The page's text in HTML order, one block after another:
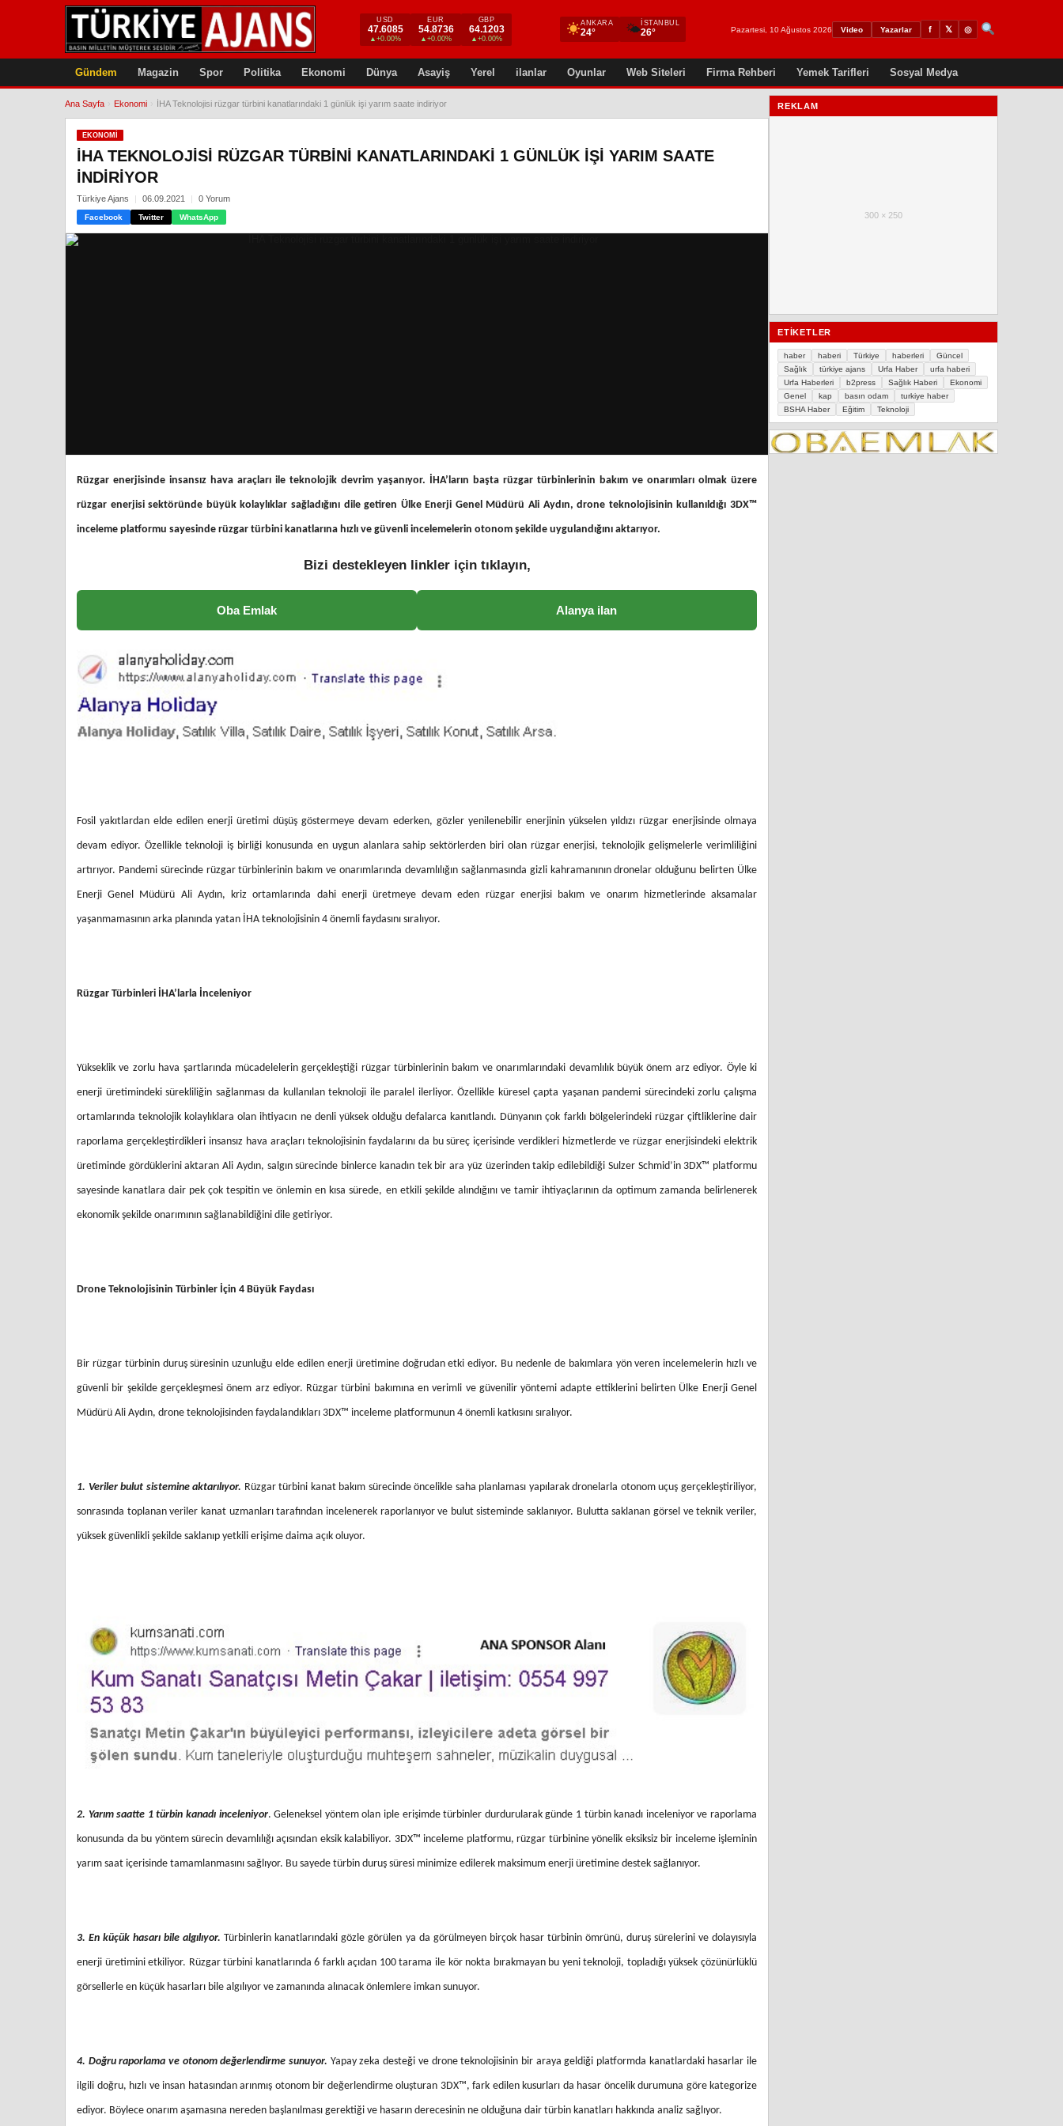
USD
47.6085
▲+0.00%
EUR
54.8736
▲+0.00%
GBP
64.1203
▲+0.00%
ANKARA
24° 🌤 İSTANBUL
26° Pazartesi, 10 Ağustos 2026 Video Yazarlar f 𝕏 ◎
Gündem Magazin Spor Politika Ekonomi Dünya Asayiş Yerel ilanlar Oyunlar Web Siteleri Firma Rehberi Yemek Tarifleri Sosyal Medya
Ana Sayfa Ekonomi İHA Teknolojisi rüzgar türbini kanatlarındaki 1 günlük işi yarım saate indiriyor
EKONOMI
İHA TEKNOLOJISI RÜZGAR TÜRBINI KANATLARINDAKI 1 GÜNLÜK IŞI YARIM SAATE
INDIRIYOR
Türkiye Ajans 06.09.2021 0 Yorum
Facebook Twitter WhatsApp
Rüzgar enerjisinde insansız hava araçları ile teknolojik devrim yaşanıyor. İHA’ların başta rüzgar türbinlerinin bakım ve onarımları olmak üzere
rüzgar enerjisi sektöründe büyük kolaylıklar sağladığını dile getiren Ülke Enerji Genel Müdürü Ali Aydın, drone teknolojisinin kullanıldığı 3DX™
inceleme platformu sayesinde rüzgar türbini kanatlarına hızlı ve güvenli incelemelerin otonom şekilde uygulandığını aktarıyor.
Bizi destekleyen linkler için tıklayın,
Oba Emlak Alanya ilan
Fosil yakıtlardan elde edilen enerji üretimi düşüş göstermeye devam ederken, gözler yenilenebilir enerjinin yükselen yıldızı rüzgar enerjisinde olmaya
devam ediyor. Özellikle teknoloji iş birliği konusunda en uygun alanlara sahip sektörlerden biri olan rüzgar enerjisi, teknolojik gelişmelerle verimliliğini
artırıyor. Pandemi sürecinde rüzgar türbinlerinin bakım ve onarımlarında devamlılığın sağlanmasında gizli kahramanının dronelar olduğunu belirten Ülke
Enerji Genel Müdürü Ali Aydın, kriz ortamlarında dahi enerji üretmeye devam eden rüzgar enerjisi bakım ve onarım hizmetlerinde aksamalar
yaşanmamasının arka planında yatan İHA teknolojisinin 4 önemli faydasını sıralıyor.
Rüzgar Türbinleri İHA’larla İnceleniyor
Yükseklik ve zorlu hava şartlarında mücadelelerin gerçekleştiği rüzgar türbinlerinin bakım ve onarımlarındaki devamlılık büyük önem arz ediyor. Öyle ki
enerji üretimindeki sürekliliğin sağlanması da kullanılan teknoloji ile paralel ilerliyor. Özellikle küresel çapta yaşanan pandemi sürecindeki zorlu çalışma
ortamlarında teknolojik kolaylıklara olan ihtiyacın ne denli yüksek olduğu defalarca kanıtlandı. Dünyanın çok farklı bölgelerindeki rüzgar çiftliklerine dair
raporlama gerçekleştirdikleri insansız hava araçları teknolojisinin faydalarını da bu süreç içerisinde verdikleri hizmetlerde ve rüzgar enerjisindeki elektrik
üretiminde gördüklerini aktaran Ali Aydın, salgın sürecinde binlerce kanadın tek bir ara yüz üzerinden takip edilebildiği Sulzer Schmid’in 3DX™ platformu
sayesinde kanatlara dair pek çok tespitin ve önlemin en kısa sürede, en etkili şekilde alındığını ve tamir ihtiyaçlarının da optimum zamanda belirlenerek
ekonomik şekilde onarımının sağlanabildiğini dile getiriyor.
Drone Teknolojisinin Türbinler İçin 4 Büyük Faydası
Bir rüzgar türbinin duruş süresinin uzunluğu elde edilen enerji üretimine doğrudan etki ediyor. Bu nedenle de bakımlara yön veren incelemelerin hızlı ve
güvenli bir şekilde gerçekleşmesi önem arz ediyor. Rüzgar türbini bakımına en verimli ve güvenilir yöntemi adapte ettiklerini belirten Ülke Enerji Genel
Müdürü Ali Aydın, drone teknolojisinden faydalandıkları 3DX™ inceleme platformunun 4 önemli katkısını sıralıyor.
1. Veriler bulut sistemine aktarılıyor. Rüzgar türbini kanat bakım sürecinde öncelikle saha planlaması yapılarak dronelarla otonom uçuş gerçekleştiriliyor,
sonrasında toplanan veriler kanat uzmanları tarafından incelenerek raporlanıyor ve bulut sisteminde saklanıyor. Bulutta saklanan görsel ve teknik veriler,
yüksek güvenlikli şekilde saklanıp yetkili erişime daima açık oluyor.
2. Yarım saatte 1 türbin kanadı inceleniyor. Geleneksel yöntem olan iple erişimde türbinler durdurularak günde 1 türbin kanadı inceleniyor ve raporlama
konusunda da bu yöntem sürecin devamlılığı açısından eksik kalabiliyor. 3DX™ inceleme platformu, rüzgar türbinine yönelik eksiksiz bir inceleme işleminin
yarım saat içerisinde tamamlanmasını sağlıyor. Bu sayede türbin duruş süresi minimize edilerek maksimum enerji üretimine destek sağlanıyor.
3. En küçük hasarı bile algılıyor. Türbinlerin kanatlarındaki gözle görülen ya da görülmeyen birçok hasar türbinin ömrünü, duruş sürelerini ve dolayısıyla
enerji üretimini etkiliyor. Rüzgar türbini kanatlarında 6 farklı açıdan 100 tarama ile kör nokta bırakmayan bu yeni teknoloji, topladığı yüksek çözünürlüklü
görsellerle en küçük hasarları bile algılıyor ve zamanında alınacak önlemlere imkan sunuyor.
4. Doğru raporlama ve otonom değerlendirme sunuyor. Yapay zeka desteği ve drone teknolojisinin bir araya geldiği platformda kanatlardaki hasarlar ile
ilgili doğru, hızlı ve insan hatasından arınmış otonom bir değerlendirme oluşturan 3DX™, fark edilen kusurları da hasar öncelik durumuna göre kategorize
ediyor. Böylece onarım aşamasına nereden başlanılması gerektiği ve hasarın derecesinin ne olduğuna dair türbin kanatları hakkında analiz sağlıyor.
REKLAM
300 × 250
ETIKETLER
haber haberi Türkiye haberleri
Güncel
Sağlık
türkiye ajans Urfa Haber
urfa haberi
Urfa Haberleri
b2press Sağlık Haberi
Ekonomi
Genel
kap basın odam
turkiye haber
BSHA Haber
Eğitim Teknoloji